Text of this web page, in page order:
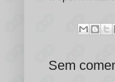
Sem